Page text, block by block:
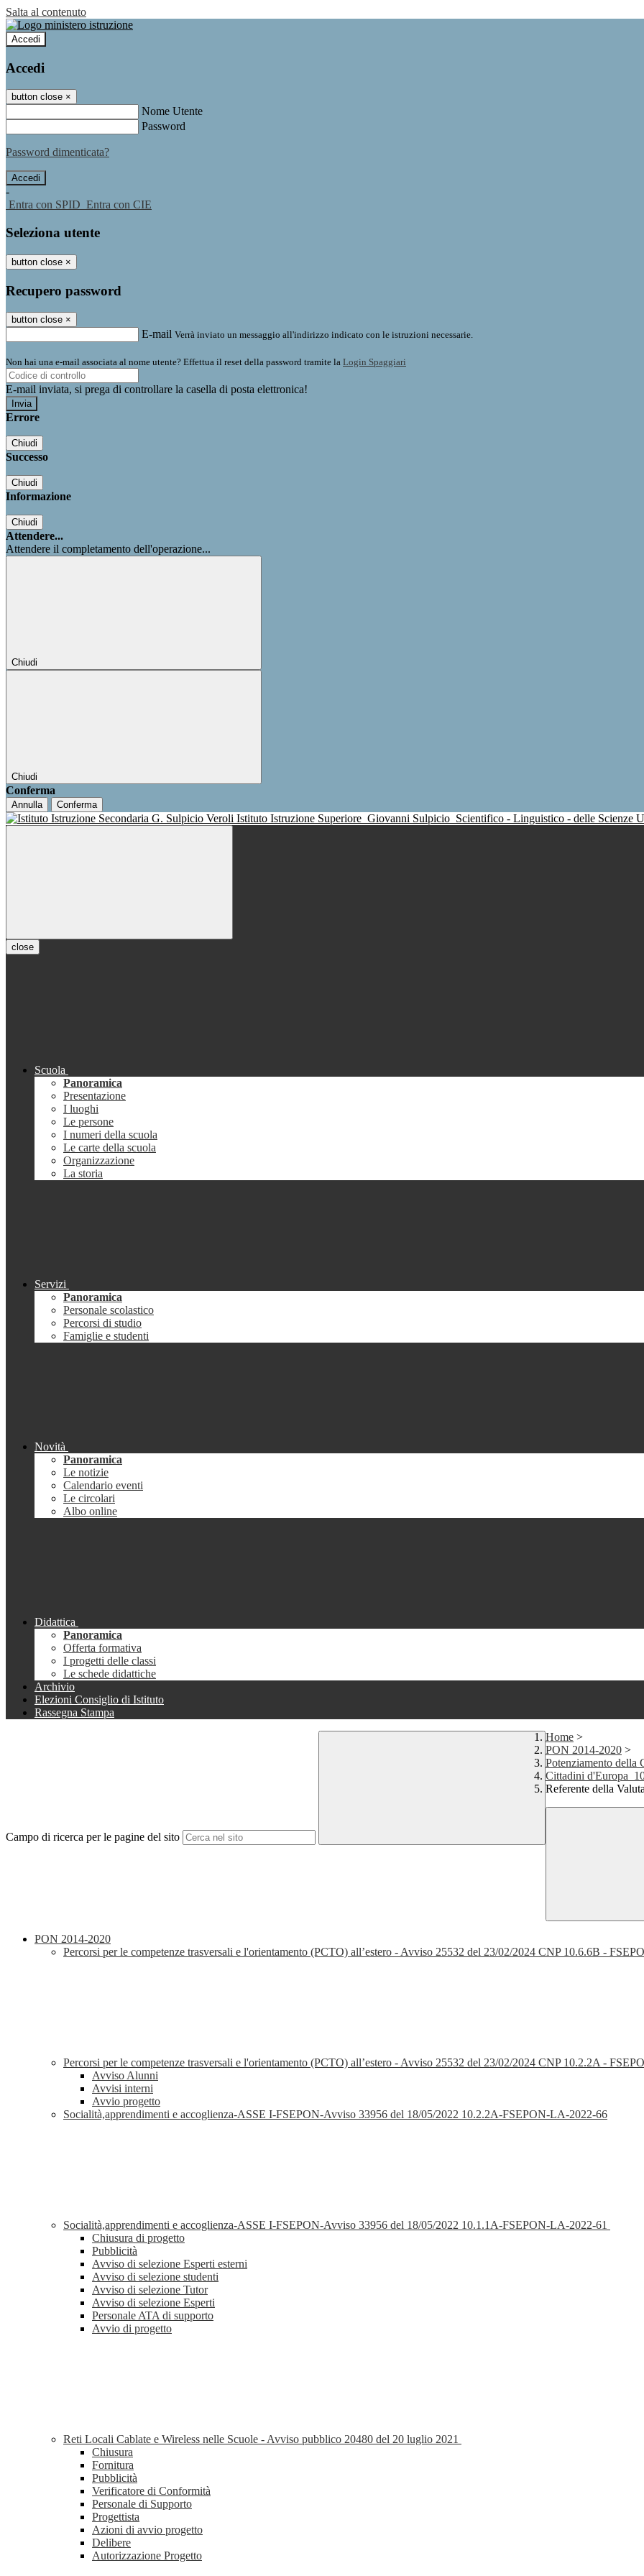
Salta al contenuto
Accedi
Accedi
button close ×
Nome Utente
Password
Password dimenticata?
-
Entra con SPID Entra con CIE
Seleziona utente
button close ×
Recupero password
button close ×
E-mail Verrà inviato un messaggio all'indirizzo indicato con le istruzioni necessarie.
Non hai una e-mail associata al nome utente? Effettua il reset della password tramite la Login Spaggiari
E-mail inviata, si prega di controllare la casella di posta elettronica!
Errore
Chiudi
Successo
Chiudi
Informazione
Chiudi
Attendere...
Attendere il completamento dell'operazione...
Chiudi
Chiudi
Conferma
Annulla Conferma
Istituto Istruzione Superiore Giovanni Sulpicio Scientifico - Linguistico - delle Scienze
close
Scuola
Panoramica
Presentazione
I luoghi
Le persone
I numeri della scuola
Le carte della scuola
Organizzazione
La storia
Servizi
Panoramica
Personale scolastico
Percorsi di studio
Famiglie e studenti
Novità
Panoramica
Le notizie
Calendario eventi
Le circolari
Albo online
Didattica
Panoramica
Offerta formativa
I progetti delle classi
Le schede didattiche
Archivio
Elezioni Consiglio di Istituto
Rassegna Stampa
Campo di ricerca per le pagine del sito
Home >
PON 2014-2020 >
Potenziamento della
Cittadini
Referente della
PON 2014-2020
Percorsi per le competenze trasversali e l'orientamento (PCTO) all’estero - Avviso 25532 del 23/02/2024 CNP 10.6.6B -
Percorsi per le competenze trasversali e l'orientamento (PCTO) all’estero - Avviso 25532 del 23/02/2024 CNP 10.2.2A -
Avviso Alunni
Avvisi interni
Avvio progetto
Socialità,apprendimenti e accoglienza-ASSE I-FSEPON-Avviso 33956 del 18/05/2022 10.2.2A-FSEPON-LA-2022-66
Socialità,apprendimenti e accoglienza-ASSE I-FSEPON-Avviso 33956 del 18/05/2022 10.1.1A-FSEPON-LA-2022-61
Chiusura di progetto
Pubblicità
Avviso di selezione Esperti esterni
Avviso di selezione studenti
Avviso di selezione Tutor
Avviso di selezione Esperti
Personale ATA di supporto
Avvio di progetto
Reti Locali Cablate e Wireless nelle Scuole - Avviso pubblico 20480 del 20 luglio 2021
Chiusura
Fornitura
Pubblicità
Verificatore di Conformità
Personale di Supporto
Progettista
Azioni di avvio progetto
Delibere
Autorizzazione Progetto